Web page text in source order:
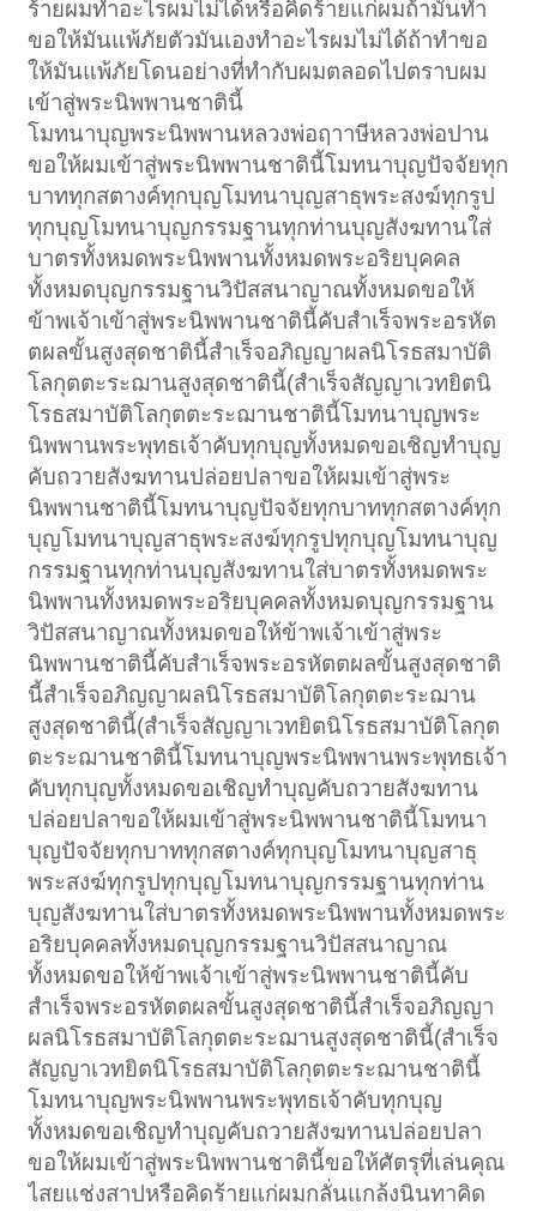
ร้ายผมทำอะไรผมไม่ได้หรือคิดร้ายแก่ผมถ้ามันทำ
ขอให้มันแพ้ภัยตัวมันเองทำอะไรผมไม่ได้ถ้าทำขอ
ให้มันแพ้ภัยโดนอย่างที่ทำกับผมตลอดไปตราบผม
เข้าสู่พระนิพพานชาตินี้
โมทนาบุญพระนิพพานหลวงพ่อฤาาษีหลวงพ่อปาน
ขอให้ผมเข้าสู่พระนิพพานชาตินี้โมทนาบุญปัจจัยทุก
บาททุกสตางค์ทุกบุญโมทนาบุญสาธุพระสงฆ์ทุกรูป
ทุกบุญโมทนาบุญกรรมฐานทุกท่านบุญสังฆทานใส่
บาตรทั้งหมดพระนิพพานทั้งหมดพระอริยบุคคล
ทั้งหมดบุญกรรมฐานวิปัสสนาญาณทั้งหมดขอให้
ข้าพเจ้าเข้าสู่พระนิพพานชาตินี้คับสำเร็จพระอรหัต
ตผลขั้นสูงสุดชาตินี้สำเร็จอภิญญาผลนิโรธสมาบัติ
โลกุตตะระฌานสูงสุดชาตินี้(สำเร็จสัญญาเวทยิตนิ
โรธสมาบัติโลกุตตะระฌานชาตินี้โมทนาบุญพระ
นิพพานพระพุทธเจ้าคับทุกบุญทั้งหมดขอเชิญทำบุญ
คับถวายสังฆทานปล่อยปลาขอให้ผมเข้าสู่พระ
นิพพานชาตินี้โมทนาบุญปัจจัยทุกบาททุกสตางค์ทุก
บุญโมทนาบุญสาธุพระสงฆ์ทุกรูปทุกบุญโมทนาบุญ
กรรมฐานทุกท่านบุญสังฆทานใส่บาตรทั้งหมดพระ
นิพพานทั้งหมดพระอริยบุคคลทั้งหมดบุญกรรมฐาน
วิปัสสนาญาณทั้งหมดขอให้ข้าพเจ้าเข้าสู่พระ
นิพพานชาตินี้คับสำเร็จพระอรหัตตผลขั้นสูงสุดชาติ
นี้สำเร็จอภิญญาผลนิโรธสมาบัติโลกุตตะระฌาน
สูงสุดชาตินี้(สำเร็จสัญญาเวทยิตนิโรธสมาบัติโลกุต
ตะระฌานชาตินี้โมทนาบุญพระนิพพานพระพุทธเจ้า
คับทุกบุญทั้งหมดขอเชิญทำบุญคับถวายสังฆทาน
ปล่อยปลาขอให้ผมเข้าสู่พระนิพพานชาตินี้โมทนา
บุญปัจจัยทุกบาททุกสตางค์ทุกบุญโมทนาบุญสาธุ
พระสงฆ์ทุกรูปทุกบุญโมทนาบุญกรรมฐานทุกท่าน
บุญสังฆทานใส่บาตรทั้งหมดพระนิพพานทั้งหมดพระ
อริยบุคคลทั้งหมดบุญกรรมฐานวิปัสสนาญาณ
ทั้งหมดขอให้ข้าพเจ้าเข้าสู่พระนิพพานชาตินี้คับ
สำเร็จพระอรหัตตผลขั้นสูงสุดชาตินี้สำเร็จอภิญญา
ผลนิโรธสมาบัติโลกุตตะระฌานสูงสุดชาตินี้(สำเร็จ
สัญญาเวทยิตนิโรธสมาบัติโลกุตตะระฌานชาตินี้
โมทนาบุญพระนิพพานพระพุทธเจ้าคับทุกบุญ
ทั้งหมดขอเชิญทำบุญคับถวายสังฆทานปล่อยปลา
ขอให้ผมเข้าสู่พระนิพพานชาตินี้ขอให้ศัตรุที่เล่นคุณ
ไสยแช่งสาปหรือคิดร้ายแก่ผมกลั่นแกล้งนินทาคิด